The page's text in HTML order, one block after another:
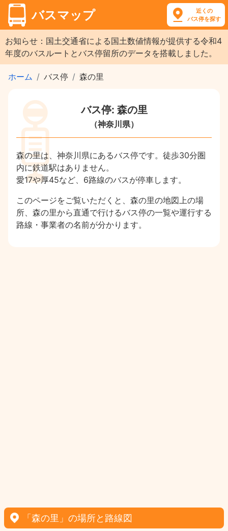
バスマップ
近くの
バス停を探す
お知らせ：国土交通省による国土数値情報が提供する令和4
年度のバスルートとバス停留所のデータを搭載しました。
ホーム バス停 森の里
バス停: 森の里
（神奈川県）
森の里は、神奈川県にあるバス停です。徒歩30分圏
内に鉄道駅はありません。
愛17や厚45など、6路線のバスが停車します。
このページをご覧いただくと、森の里の地図上の場
所、森の里から直通で行けるバス停の一覧や運行する
路線・事業者の名前が分かります。
「森の里」の場所と路線図